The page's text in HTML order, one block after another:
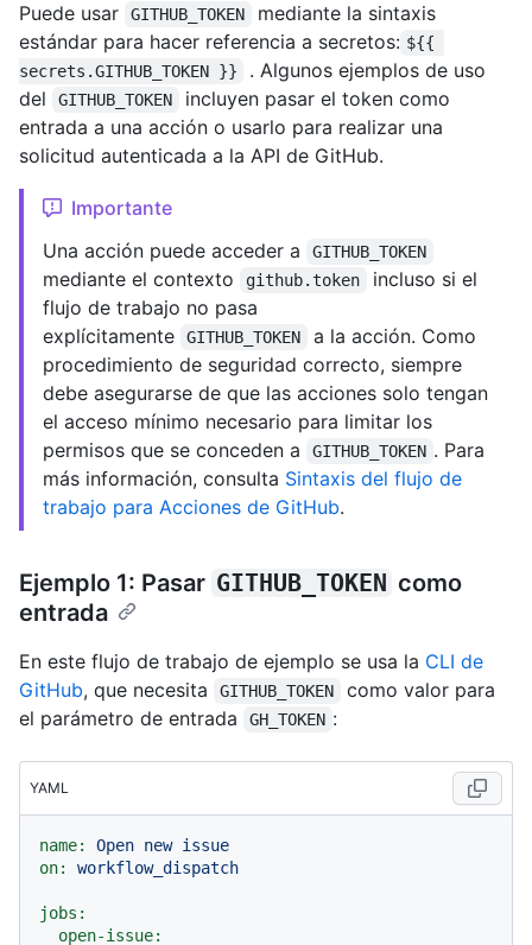
Puede usar GITHUB_TOKEN
mediante la sintaxis
estándar para hacer referencia a secretos: ${{
secrets.GITHUB_TOKEN }}
. Algunos ejemplos de uso
del
GITHUB_TOKEN
incluyen pasar el token como
entrada a una acción o usarlo para realizar una
solicitud autenticada a la API de GitHub.
Importante
Una acción puede acceder a
GITHUB_TOKEN
mediante el contexto github.token
incluso si el
flujo de trabajo no pasa
explícitamente
GITHUB_TOKEN
a la acción. Como
procedimiento de seguridad correcto, siempre
debe asegurarse de que las acciones solo tengan
el acceso mínimo necesario para limitar los
permisos que se conceden a
GITHUB_TOKEN . Para
más información, consulta Sintaxis del flujo de
trabajo para Acciones de GitHub.
Ejemplo 1: Pasar GITHUB_TOKEN como
entrada
En este flujo de trabajo de ejemplo se usa la CLI de
GitHub, que necesita GITHUB_TOKEN
como valor para
el parámetro de entrada
GH_TOKEN :
YAML
name: Open new issue
on:
workflow_dispatch
jobs:
open-issue: